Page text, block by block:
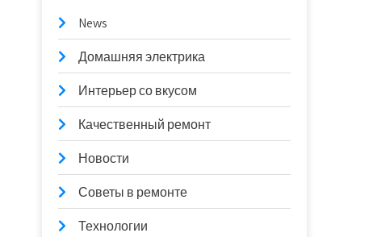
News
Домашняя электрика
Интерьер со вкусом
Качественный ремонт
Новости
Советы в ремонте
Технологии